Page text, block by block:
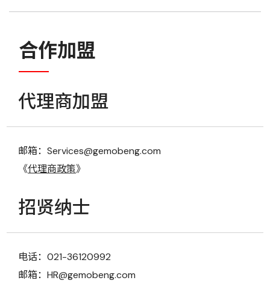
合作加盟
代理商加盟
邮箱：Services@gemobeng.com
《代理商政策》
招贤纳士
电话：021-36120992
邮箱：HR@gemobeng.com